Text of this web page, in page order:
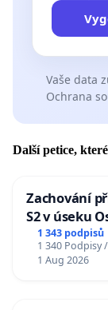
Vaše data
Ochrana
Další petice,
Zachování
S2 v úseku
u Jablunkova
1 343 podpisů
1 340 Podpisy
1 Aug 2026